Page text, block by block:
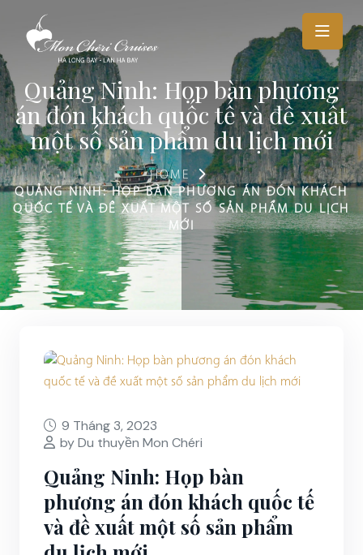
Quảng Ninh: Họp bàn phương
án đón khách quốc tế và đề xuất
một số sản phẩm du lịch mới
HOME
QUẢNG NINH: HỌP BÀN PHƯƠNG ÁN ĐÓN KHÁCH
QUỐC TẾ VÀ ĐỀ XUẤT MỘT SỐ SẢN PHẨM DU LỊCH
MỚI
9 Tháng 3, 2023
by Du thuyền Mon Chéri
Quảng Ninh: Họp bàn
phương án đón khách quốc tế
và đề xuất một số sản phẩm